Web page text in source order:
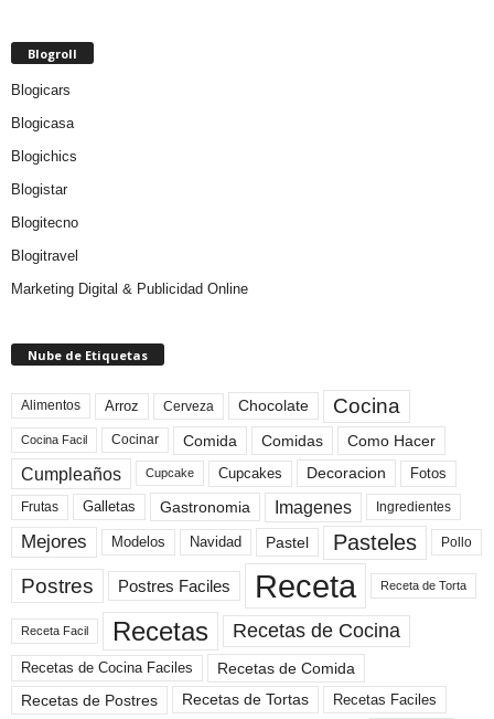
Blogroll
Blogicars
Blogicasa
Blogichics
Blogistar
Blogitecno
Blogitravel
Marketing Digital & Publicidad Online
Nube de Etiquetas
Alimentos Arroz Cerveza Chocolate Cocina
Cocina Facil Cocinar Comida Comidas Como Hacer
Cumpleaños Cupcake Cupcakes Decoracion Fotos
Frutas Galletas Gastronomia Imagenes Ingredientes
Mejores Modelos Navidad Pastel Pasteles Pollo
Postres Postres Faciles Receta Receta de Torta
Receta Facil Recetas Recetas de Cocina
Recetas de Cocina Faciles
Recetas de Comida
Recetas de Postres
Recetas de Tortas Recetas Faciles